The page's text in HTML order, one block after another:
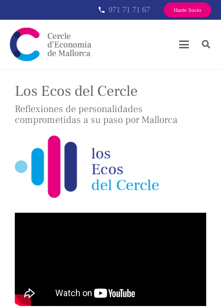
phone 971 71 71 67 Hazte Socio
Los Ecos del Cercle
Reflexiones de personalidades
comprometidas a su paso por Mallorca